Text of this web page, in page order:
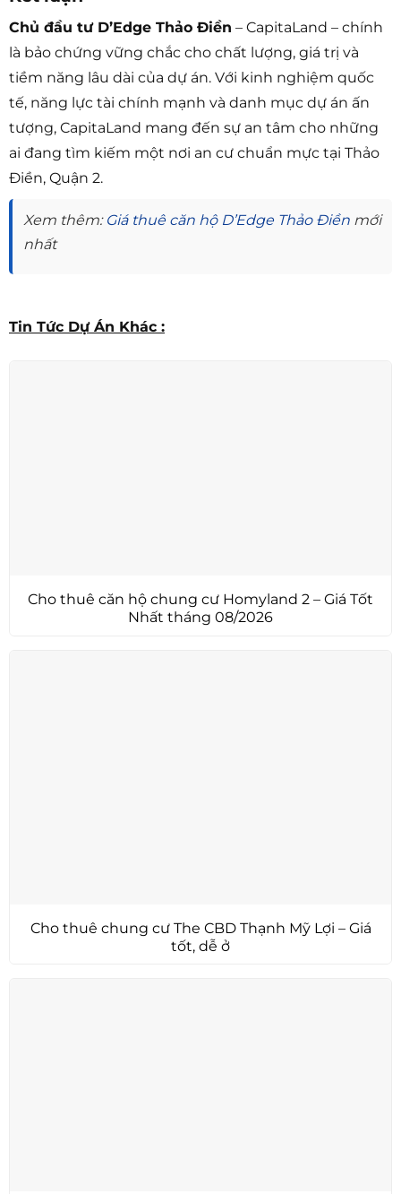
Chủ đầu tư D’Edge Thảo Điền – CapitaLand – chính
là bảo chứng vững chắc cho chất lượng, giá trị và
tiềm năng lâu dài của dự án. Với kinh nghiệm quốc
tế, năng lực tài chính mạnh và danh mục dự án ấn
tượng, CapitaLand mang đến sự an tâm cho những
ai đang tìm kiếm một nơi an cư chuẩn mực tại Thảo
Điền, Quận 2.
Xem thêm: Giá thuê căn hộ D’Edge Thảo Điền mới
nhất
Tin Tức Dự Án Khác :
Cho thuê căn hộ chung cư Homyland 2 – Giá Tốt
Nhất tháng 08/2026
Cho thuê chung cư The CBD Thạnh Mỹ Lợi – Giá
tốt, dễ ở